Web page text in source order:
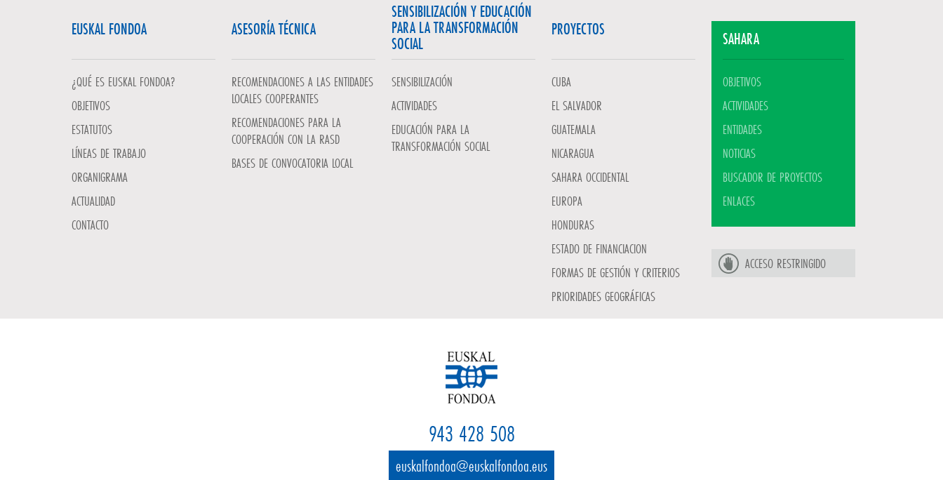
EUSKAL FONDOA
¿QUÉ ES EUSKAL FONDOA?
OBJETIVOS
ESTATUTOS
LÍNEAS DE TRABAJO
ORGANIGRAMA
ACTUALIDAD
CONTACTO
ASESORÍA TÉCNICA
RECOMENDACIONES A LAS ENTIDADES
LOCALES COOPERANTES
RECOMENDACIONES PARA LA
COOPERACIÓN CON LA RASD
BASES DE CONVOCATORIA LOCAL
SENSIBILIZACIÓN Y EDUCACIÓN
PARA LA TRANSFORMACIÓN
SOCIAL
SENSIBILIZACIÓN
ACTIVIDADES
EDUCACIÓN PARA LA
TRANSFORMACIÓN SOCIAL
PROYECTOS
CUBA
EL SALVADOR
GUATEMALA
NICARAGUA
SAHARA OCCIDENTAL
EUROPA
HONDURAS
ESTADO DE FINANCIACION
FORMAS DE GESTIÓN Y CRITERIOS
PRIORIDADES GEOGRÁFICAS
SAHARA
OBJETIVOS
ACTIVIDADES
ENTIDADES
NOTICIAS
BUSCADOR DE PROYECTOS
ENLACES
ACCESO RESTRINGIDO
943 428 508
euskalfondoa@euskalfondoa.eus